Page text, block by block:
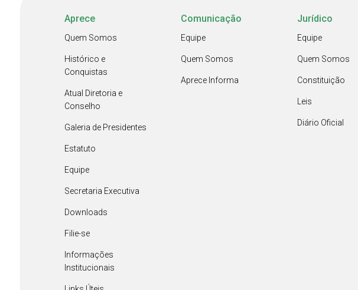
Aprece
Quem Somos
Histórico e
Conquistas
Atual Diretoria e
Conselho
Galeria de Presidentes
Estatuto
Equipe
Secretaria Executiva
Downloads
Filie-se
Informações
Institucionais
Comunicação
Equipe
Quem Somos
Aprece Informa
Jurídico
Equipe
Quem Somos
Constituição
Leis
Diário Oficial